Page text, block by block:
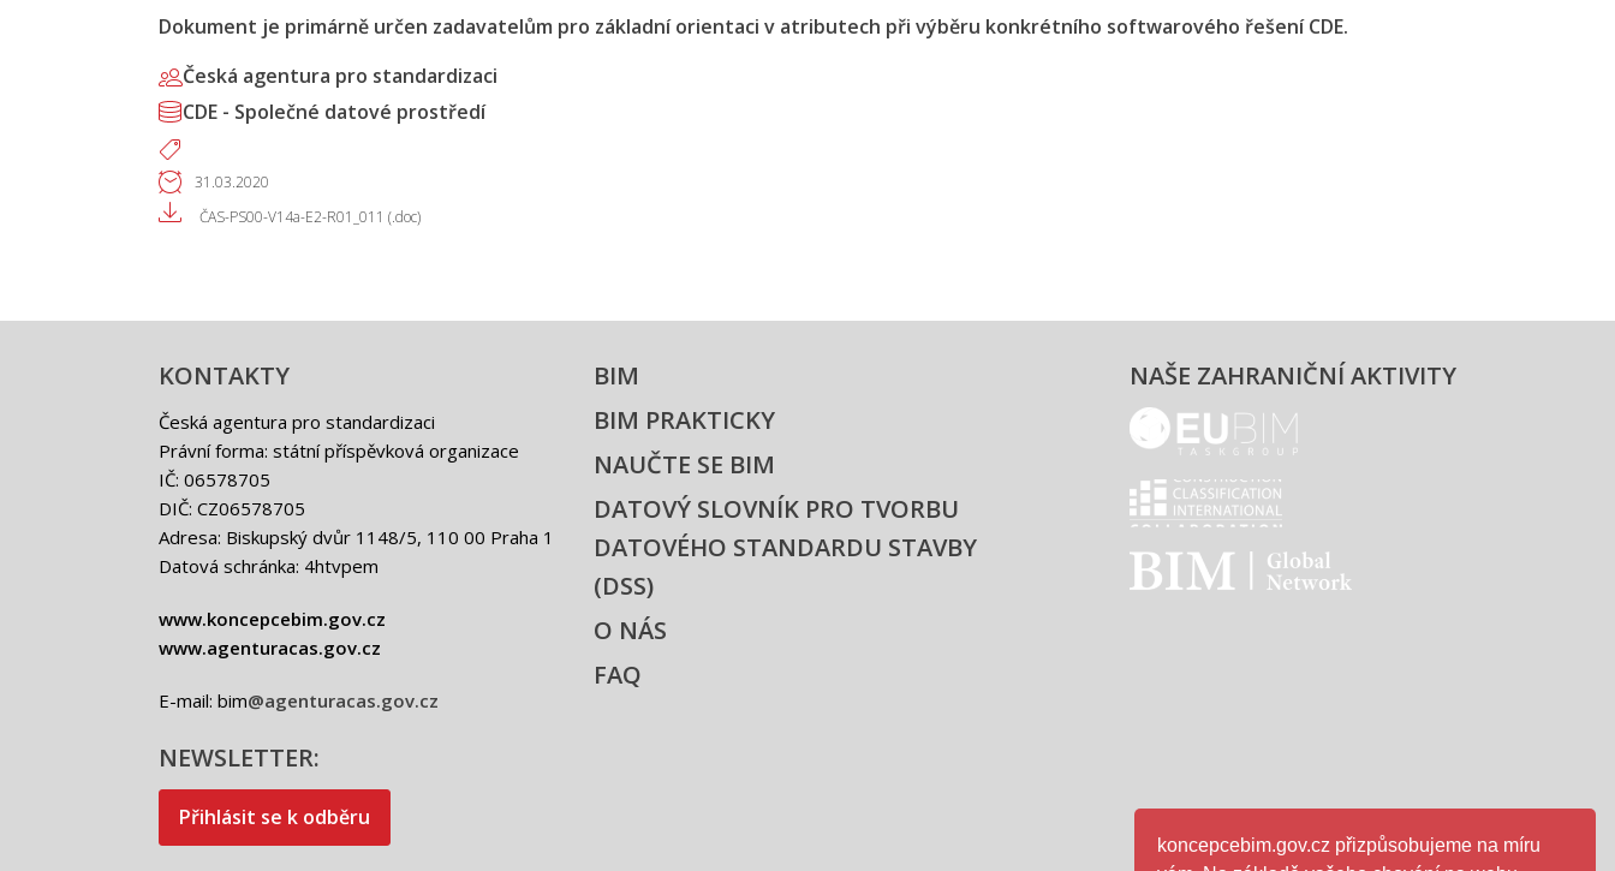
Dokument je primárně určen zadavatelům pro základní orientaci v atributech při výběru konkrétního softwarového řešení CDE.
Česká agentura pro standardizaci
CDE - Společné datové prostředí
31.03.2020
ČAS-PS00-V14a-E2-R01_011 (.doc)
KONTAKTY
Česká agentura pro standardizaci
Právní forma: státní příspěvková organizace
IČ: 06578705
DIČ: CZ06578705
Adresa: Biskupský dvůr 1148/5, 110 00 Praha 1
Datová schránka: 4htvpem
www.koncepcebim.gov.cz
www.agenturacas.gov.cz
E-mail: bim@agenturacas.gov.cz
NEWSLETTER:
Přihlásit se k odběru
BIM
BIM PRAKTICKY
NAUČTE SE BIM
DATOVÝ SLOVNÍK PRO TVORBU
DATOVÉHO STANDARDU STAVBY
(DSS)
O NÁS
FAQ
NAŠE ZAHRANIČNÍ AKTIVITY
EUBIM - logo
Classification international - logo
BIM - logo
koncepcebim.gov.cz přizpůsobujeme na míru